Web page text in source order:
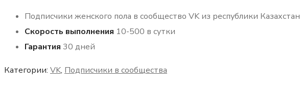
Казахстан
женщины
Подписчики женского пола в сообщество VK из республики Казахстан
Скорость выполнения 10-500 в сутки
Гарантия 30 дней
Категории: VK, Подписчики в сообщества